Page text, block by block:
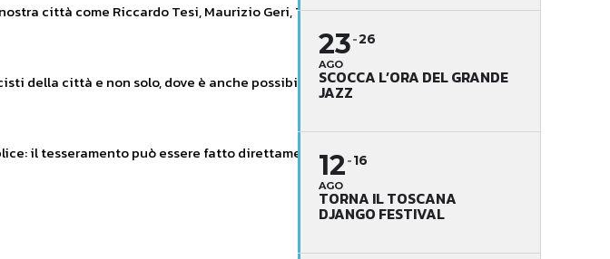
città come Riccardo Tesi, Maurizio Geri, Tiziano Mazzoni o
della città e non solo, dove è anche possibile gustare un ottimo
il tesseramento può essere fatto direttamente al locale ed ha
23
AGO
26
SCOCCA L’ORA DEL GRANDE
JAZZ
12
AGO
16
TORNA IL TOSCANA
DJANGO FESTIVAL